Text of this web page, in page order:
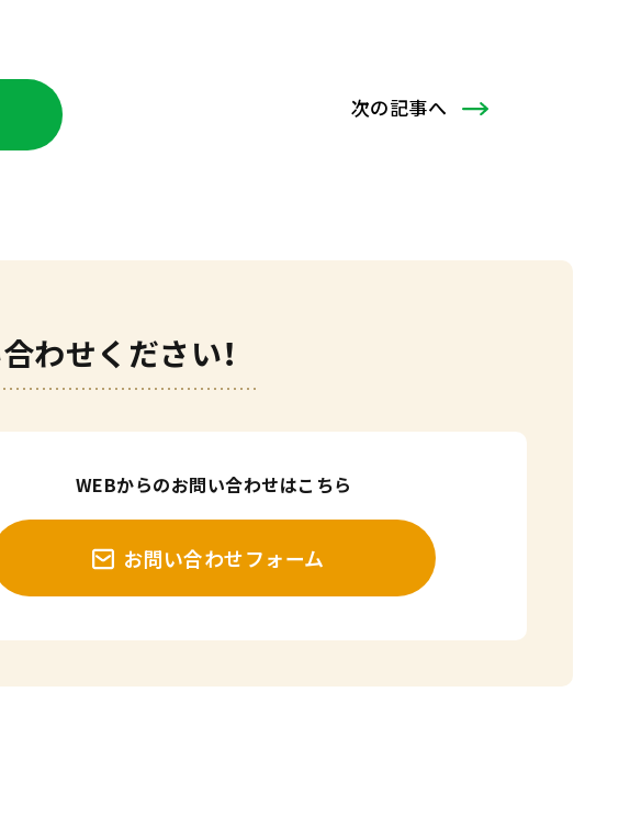
次の記事へ
わせください！
WEBからのお問い合わせはこちら
お問い合わせフォーム